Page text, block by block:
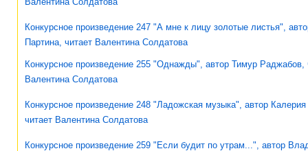
Конкурсное произведение 247 "А мне к лицу золотые листья",
Партина, читает Валентина Солдатова
Конкурсное произведение 255 "Однажды", автор Тимур Раджабов,
Валентина Солдатова
Конкурсное произведение 248 "Ладожская музыка", автор
читает Валентина Солдатова
Конкурсное произведение 259 "Если будит по утрам...", автор